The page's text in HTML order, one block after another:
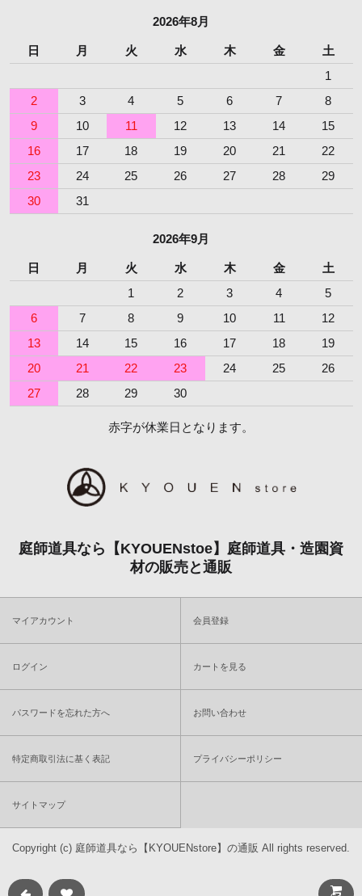
2026年8月
日 月 火 水 木 金
土
1
2
3 4 5 6 7
8
9
10 11 12 13 14
15
16
17 18 19 20 21
22
23
24 25 26 27 28
29
30
31
2026年9月
日 月 火 水 木 金
土
1
2 3 4
5
6
7 8 9 10 11
12
13
14 15 16 17 18
19
20
21 22 23 24 25
26
27
28 29 30
赤字が休業日となります。
庭師道具なら【KYOUENstoe】庭師道具・造園資
材の販売と通販
マイアカウント 会員登録
ログイン カートを見る
パスワードを忘れた方へ お問い合わせ
特定商取引法に基く表記 プライバシーポリシー
サイトマップ
Copyright (c) 庭師道具なら【KYOUENstore】の通販 All rights reserved.